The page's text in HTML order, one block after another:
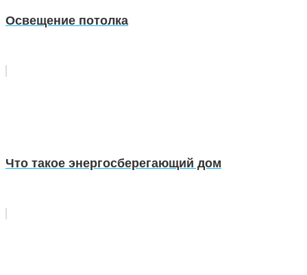
Освещение потолка
Что такое энергосберегающий дом